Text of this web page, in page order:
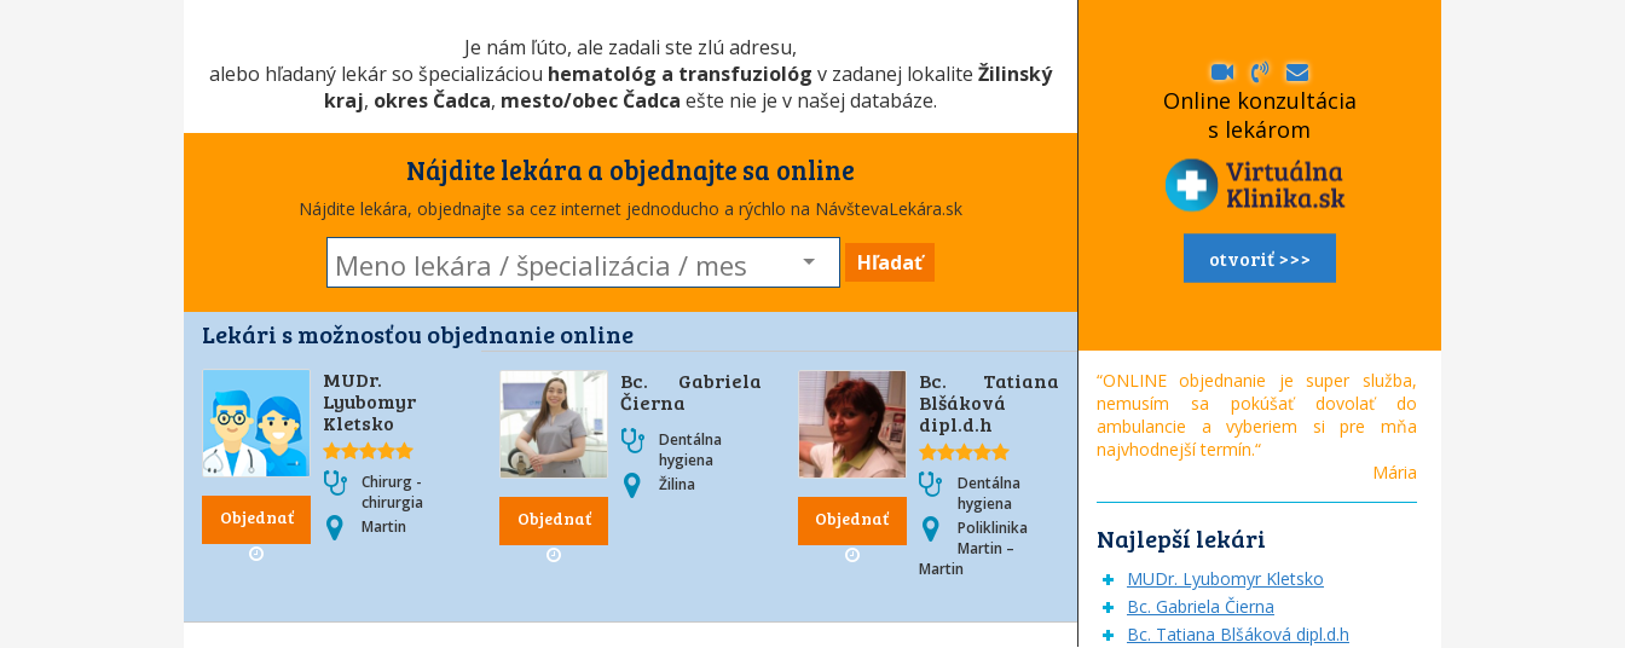
Je nám ľúto, ale zadali ste zlú adresu,
alebo hľadaný lekár so špecializáciou hematológ a transfuziológ v zadanej lokalite Žilinský
kraj, okres Čadca, mesto/obec Čadca ešte nie je v našej databáze.
Nájdite lekára a objednajte sa online
Nájdite lekára, objednajte sa cez internet jednoducho a rýchlo na NávštevaLekára.sk
Hľadať
Lekári s možnosťou objednanie online
Objednať
MUDr.
Lyubomyr
Kletsko
Chirurg -
chirurgia
Martin
Objednať
Bc. Gabriela
Čierna
Dentálna
hygiena
Žilina
Objednať
Bc. Tatiana
Blšáková
dipl.d.h
Dentálna
hygiena
Poliklinika
Martin –
Martin
Online konzultácia
s lekárom
otvoriť >>>
“ONLINE objednanie je super služba,
nemusím sa pokúšať dovolať do
ambulancie a vyberiem si pre mňa
najvhodnejší termín.“
Mária
Najlepší lekári
MUDr. Lyubomyr Kletsko
Bc. Gabriela Čierna
Bc. Tatiana Blšáková dipl.d.h